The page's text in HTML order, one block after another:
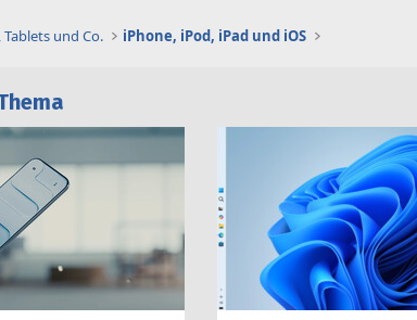
und Co. iPhone, iPod, iPad und iOS